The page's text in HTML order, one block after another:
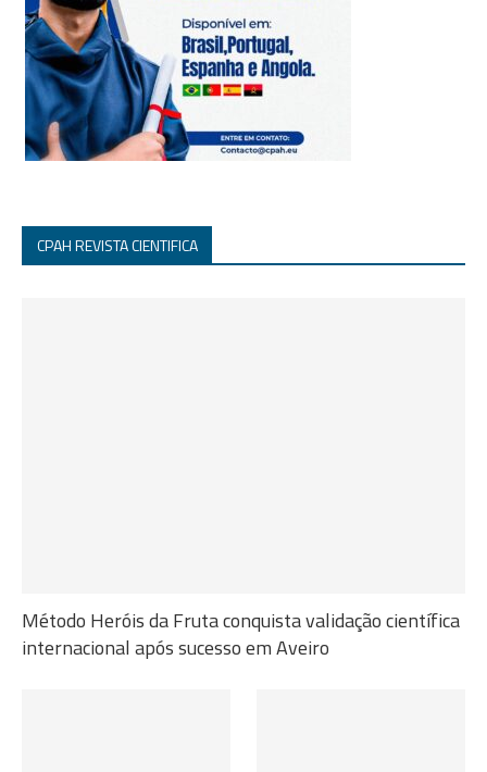
CPAH REVISTA CIENTIFICA
Método Heróis da Fruta conquista validação científica
internacional após sucesso em Aveiro